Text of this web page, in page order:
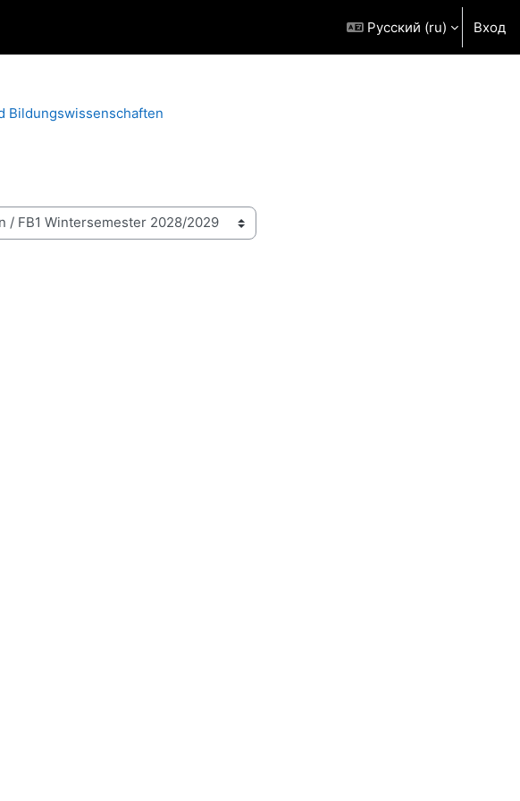
Русский ‎(ru)‎ Вход
Bildungswissenschaften